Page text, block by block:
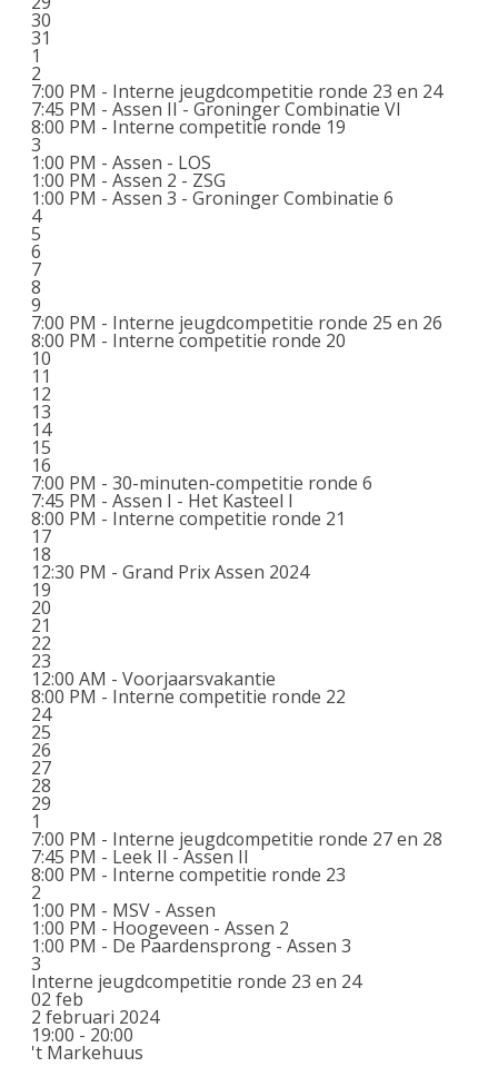
30
31
1
2
7:00 PM - Interne jeugdcompetitie ronde 23 en 24
7:45 PM - Assen II - Groninger Combinatie VI
8:00 PM - Interne competitie ronde 19
3
1:00 PM - Assen - LOS
1:00 PM - Assen 2 - ZSG
1:00 PM - Assen 3 - Groninger Combinatie 6
4
5
6
7
8
9
7:00 PM - Interne jeugdcompetitie ronde 25 en 26
8:00 PM - Interne competitie ronde 20
10
11
12
13
14
15
16
7:00 PM - 30-minuten-competitie ronde 6
7:45 PM - Assen I - Het Kasteel I
8:00 PM - Interne competitie ronde 21
17
18
12:30 PM - Grand Prix Assen 2024
19
20
21
22
23
12:00 AM - Voorjaarsvakantie
8:00 PM - Interne competitie ronde 22
24
25
26
27
28
29
1
7:00 PM - Interne jeugdcompetitie ronde 27 en 28
7:45 PM - Leek II - Assen II
8:00 PM - Interne competitie ronde 23
2
1:00 PM - MSV - Assen
1:00 PM - Hoogeveen - Assen 2
1:00 PM - De Paardensprong - Assen 3
3
Interne jeugdcompetitie ronde 23 en 24
02 feb
2 februari 2024
19:00 - 20:00
't Markehuus